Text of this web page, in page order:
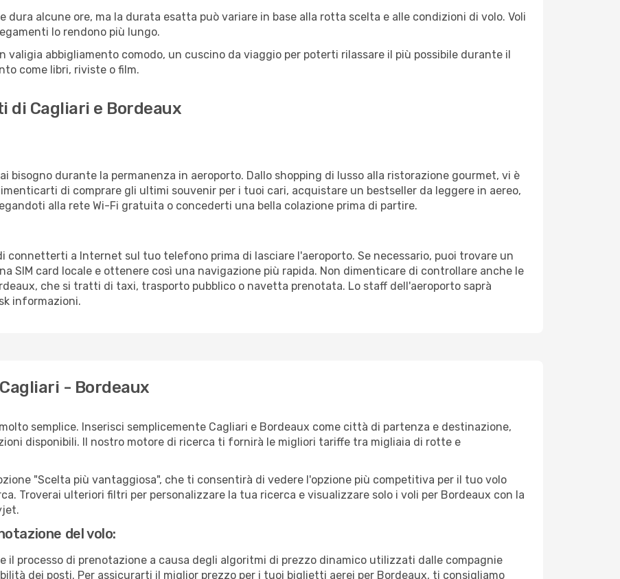
dura alcune ore, ma la durata esatta può variare in base alla rotta scelta e alle condizioni di volo. Voli
lo rendono più lungo.
valigia abbigliamento comodo, un cuscino da viaggio per poterti rilassare il più possibile durante il
come libri, riviste o film.
di Cagliari e Bordeaux
bisogno durante la permanenza in aeroporto. Dallo shopping di lusso alla ristorazione gourmet, vi è
di comprare gli ultimi souvenir per i tuoi cari, acquistare un bestseller da leggere in aereo,
alla rete Wi-Fi gratuita o concederti una bella colazione prima di partire.
connetterti a Internet sul tuo telefono prima di lasciare l'aeroporto. Se necessario, puoi trovare un
SIM card locale e ottenere così una navigazione più rapida. Non dimenticare di controllare anche le
che si tratti di taxi, trasporto pubblico o navetta prenotata. Lo staff dell'aeroporto saprà
informazioni.
- Bordeaux
semplice. Inserisci semplicemente Cagliari e Bordeaux come città di partenza e destinazione,
disponibili. Il nostro motore di ricerca ti fornirà le migliori tariffe tra migliaia di rotte e
"Scelta più vantaggiosa", che ti consentirà di vedere l'opzione più competitiva per il tuo volo
Troverai ulteriori filtri per personalizzare la tua ricerca e visualizzare solo i voli per Bordeaux con la
del volo:
il processo di prenotazione a causa degli algoritmi di prezzo dinamico utilizzati dalle compagnie
dei posti. Per assicurarti il miglior prezzo per i tuoi biglietti aerei per Bordeaux, ti consigliamo